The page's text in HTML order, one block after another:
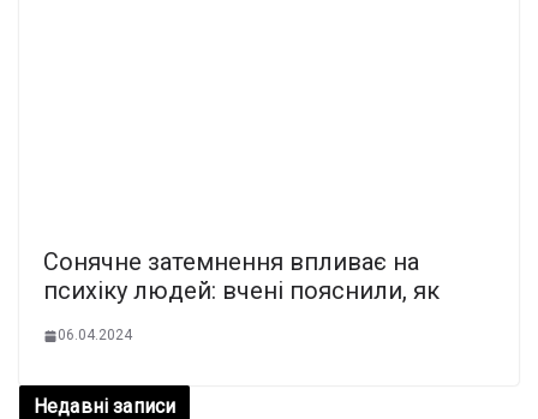
Сонячне затемнення впливає на
психіку людей: вчені пояснили, як
06.04.2024
Недавні записи